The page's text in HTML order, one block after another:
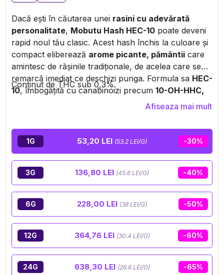
Dacă ești în căutarea unei rasini cu adevărată
personalitate, Mobutu Hash HEC-10 poate deveni
rapid noul tău clasic. Acest hash închis la culoare și
compact eliberează arome picante, pământii care
amintesc de rășinile tradiționale, de acelea care se
remarcă imediat ce deschizi punga. Formula sa HEC-
10, îmbogățită cu canabinoizi precum 10-OH-HHC,
, oferă o experiență profundă, de
evidente: acesta este un hash conceput pentru
pasionații care apreciază
produsele autentice și
eficiente.
Conținut de THC sub 0,3%.
Afiseaza mai mult
1G -30%
53,20 LEI (53.2 LEI/G)
3G -40%
136,80 LEI (45.6 LEI/G)
6G -50%
228,00 LEI (38 LEI/G)
12G -60%
364,76 LEI (30.4 LEI/G)
24G -65%
638,30 LEI (26.6 LEI/G)